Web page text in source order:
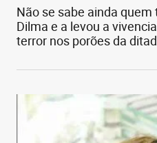
Não se sabe ainda
Dilma e a levou a
terror nos porões da